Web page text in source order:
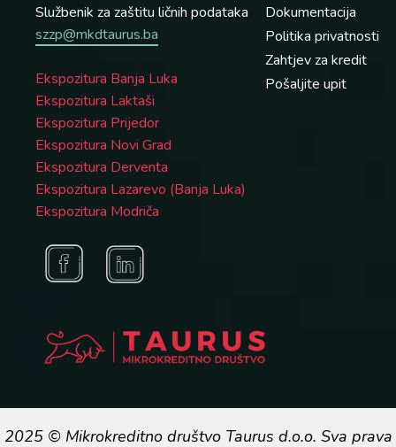
Službenik za zaštitu ličnih podataka
szzp@mkdtaurus.ba
Ekspozitura Banja Luka
Ekspozitura Laktaši
Ekspozitura Prijedor
Ekspozitura Novi Grad
Ekspozitura Derventa
Ekspozitura Lazarevo (Banja Luka)
Ekspozitura Modriča
Dokumentacija
Politika privatnosti
Zahtjev za kredit
Pošaljite upit
2025 © Mikrokreditno društvo Taurus d.o.o. Sva prava